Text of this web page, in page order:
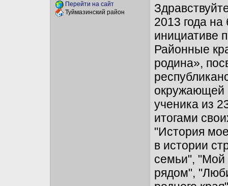
Перейти на сайт
Туймазинский район
2013 года
инициативе
Районные
родина»,
окружающей
ученика из
итогами
"История
в истории
семьи", "Мой
рядом",